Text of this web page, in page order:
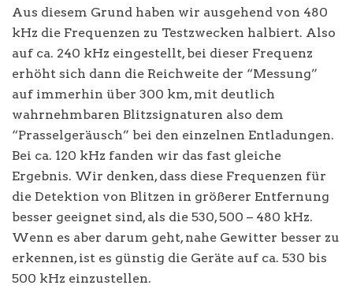
Aus diesem Grund haben wir ausgehend von 480
kHz die Frequenzen zu Testzwecken halbiert. Also
auf ca. 240 kHz eingestellt, bei dieser Frequenz
erhöht sich dann die Reichweite der “Messung”
auf immerhin über 300 km, mit deutlich
wahrnehmbaren Blitzsignaturen also dem
“Prasselgeräusch” bei den einzelnen Entladungen.
Bei ca. 120 kHz fanden wir das fast gleiche
Ergebnis. Wir denken, dass diese Frequenzen für
die Detektion von Blitzen in größerer Entfernung
besser geeignet sind, als die 530, 500 – 480 kHz.
Wenn es aber darum geht, nahe Gewitter besser zu
erkennen, ist es günstig die Geräte auf ca. 530 bis
500 kHz einzustellen.